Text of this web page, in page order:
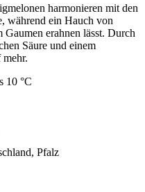
harmonieren mit den
während ein Hauch von
erahnen lässt. Durch
Säure und einem
10 °C
Pfalz